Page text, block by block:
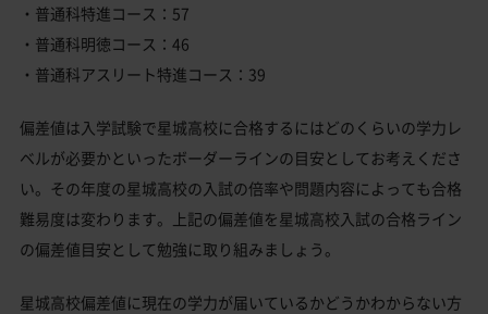
・普通科特進コース：57
・普通科明徳コース：46
・普通科アスリート特進コース：39
偏差値は入学試験で星城高校に合格するにはどのくらいの学力レ
ベルが必要かといったボーダーラインの目安としてお考えくださ
い。その年度の星城高校の入試の倍率や問題内容によっても合格
難易度は変わります。上記の偏差値を星城高校入試の合格ライン
の偏差値目安として勉強に取り組みましょう。
星城高校偏差値に現在の学力が届いているかどうかわからない方